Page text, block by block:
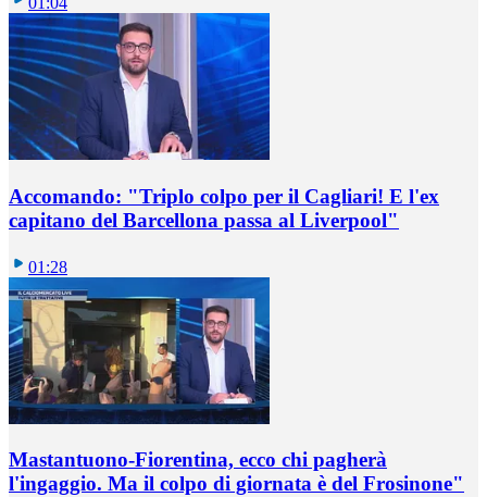
Accomando: "Triplo colpo per il Cagliari! E l'ex
capitano del Barcellona passa al Liverpool"
01:28
Mastantuono-Fiorentina, ecco chi pagherà
l'ingaggio. Ma il colpo di giornata è del Frosinone"